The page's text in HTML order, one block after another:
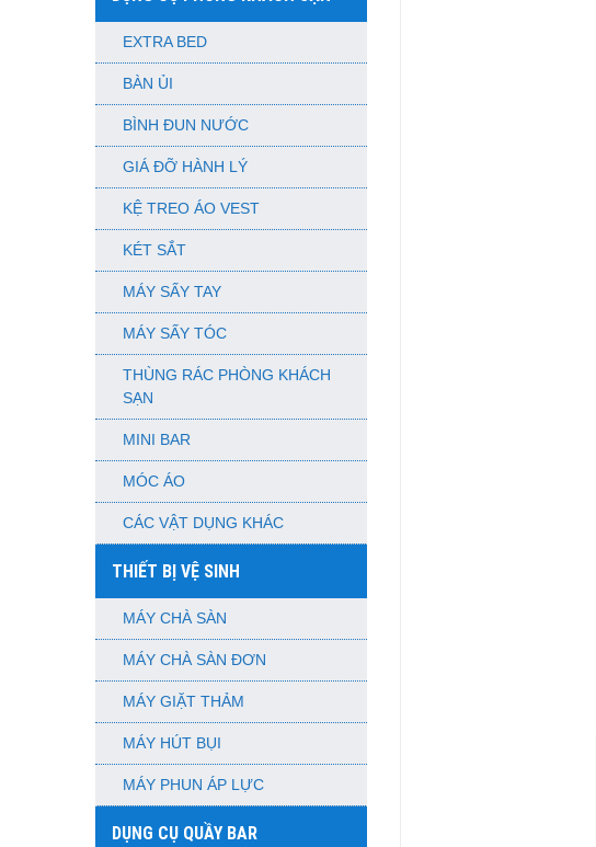
EXTRA BED
BÀN ỦI
BÌNH ĐUN NƯỚC
GIÁ ĐỠ HÀNH LÝ
KỆ TREO ÁO VEST
KÉT SẮT
MÁY SẤY TAY
MÁY SẤY TÓC
THÙNG RÁC PHÒNG KHÁCH
SẠN
MINI BAR
MÓC ÁO
CÁC VẬT DỤNG KHÁC
THIẾT BỊ VỆ SINH
MÁY CHÀ SÀN
MÁY CHÀ SÀN ĐƠN
MÁY GIẶT THẢM
MÁY HÚT BỤI
MÁY PHUN ÁP LỰC
DỤNG CỤ QUẦY BAR